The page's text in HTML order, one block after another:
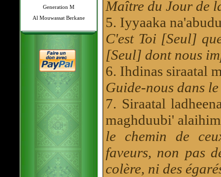
Generation M
Al Mouwassat Berkane
Maître du Jour de
5. Iyyaaka
C'est Toi [Seul]
[Seul] dont nous
6. Ihdinas siraatal
Guide-nous dans
7. Siraatal
maghduubi'
le chemin de
faveurs, non pas
colère, ni des